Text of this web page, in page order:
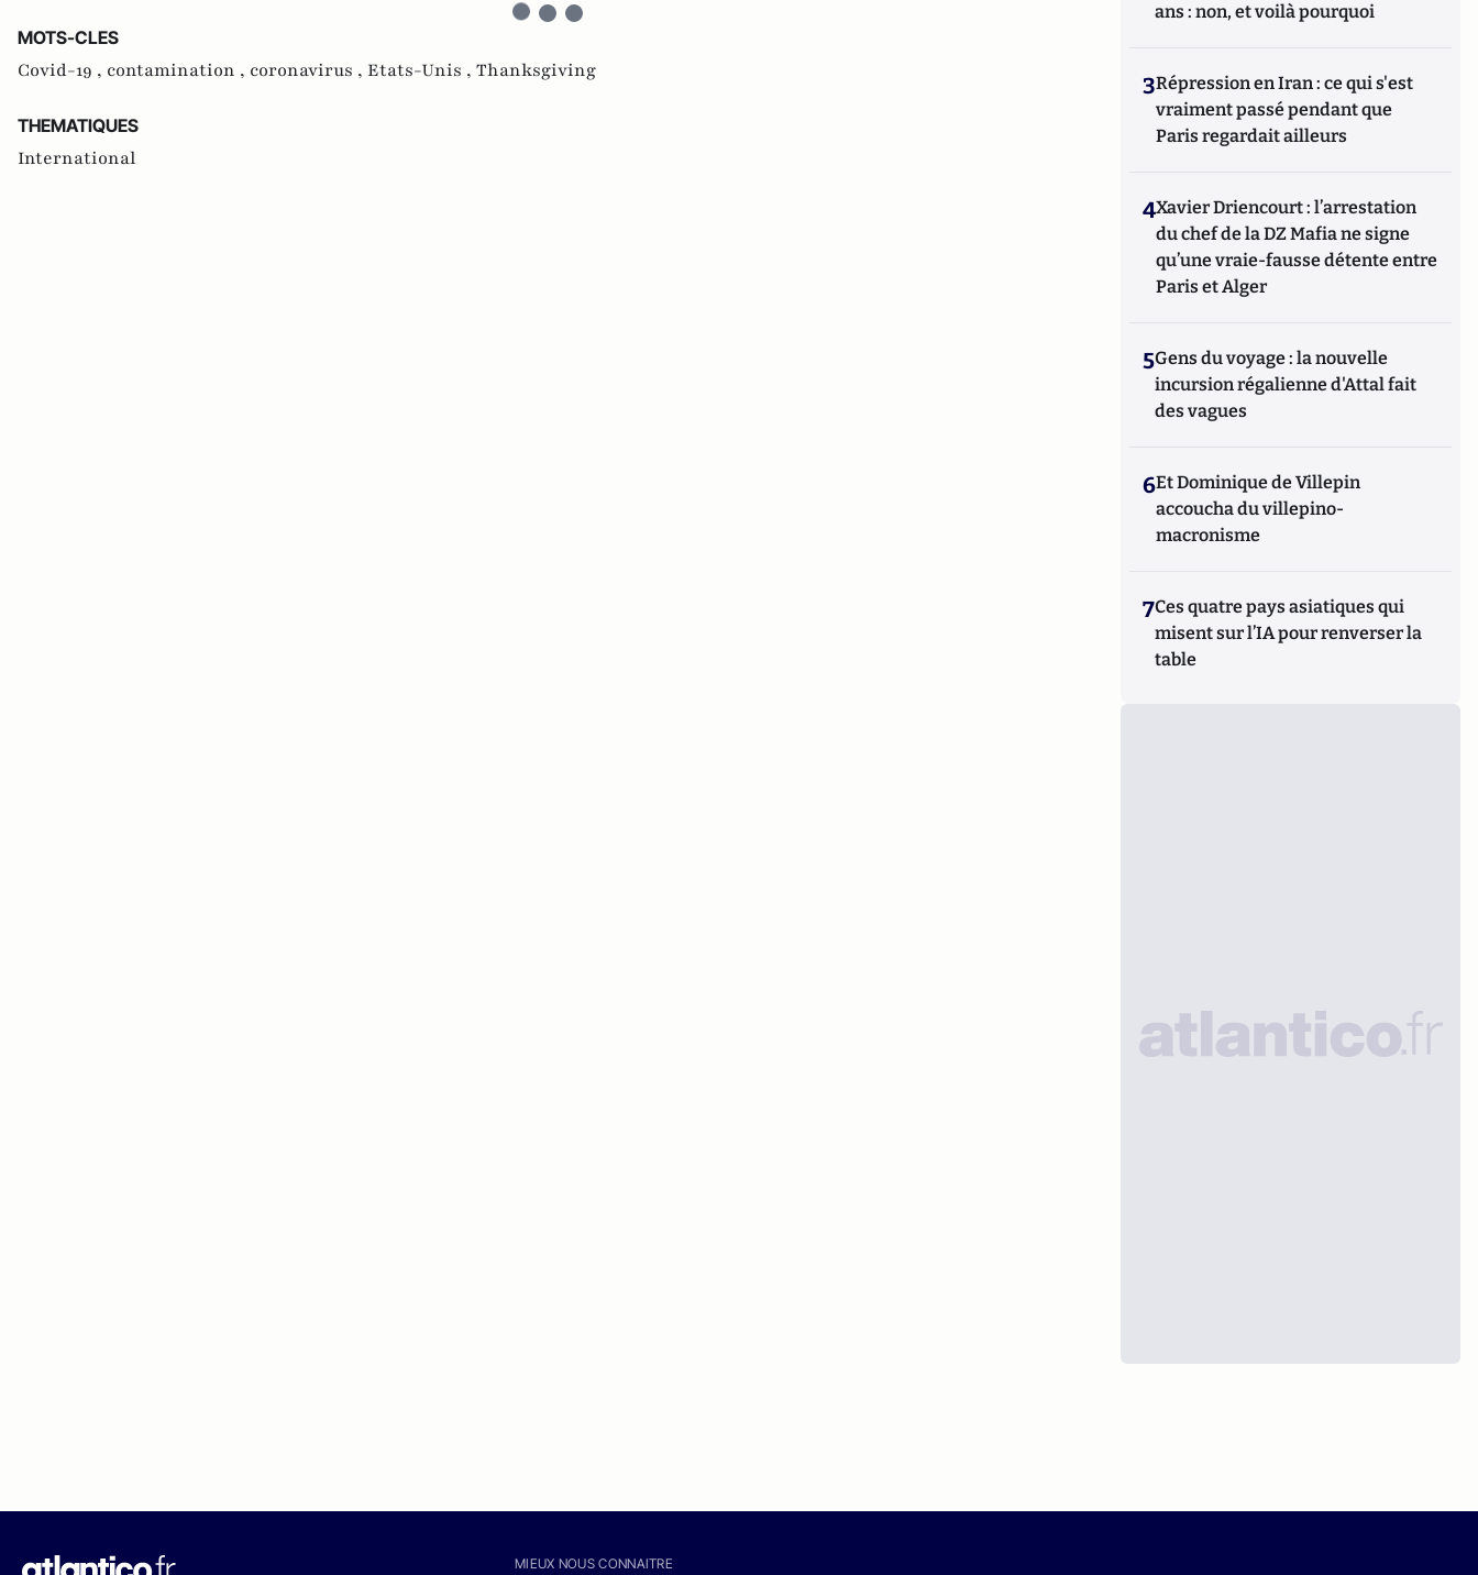
MOTS-CLES
Covid-19 , contamination , coronavirus , Etats-Unis , Thanksgiving
THEMATIQUES
International
ans : non, et voilà pourquoi
3Répression en Iran : ce qui s'est
vraiment passé pendant que
Paris regardait ailleurs
4Xavier Driencourt : l’arrestation
du chef de la DZ Mafia ne signe
qu’une vraie-fausse détente entre
Paris et Alger
5Gens du voyage : la nouvelle
incursion régalienne d'Attal fait
des vagues
6Et Dominique de Villepin
accoucha du villepino-
macronisme
7Ces quatre pays asiatiques qui
misent sur l’IA pour renverser la
table
MIEUX NOUS CONNAITRE